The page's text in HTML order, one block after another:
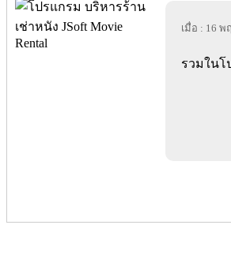
เมื่อ : 16 พ
รวมในโ